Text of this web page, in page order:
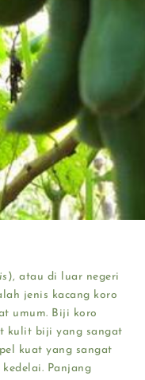
), atau di luar negeri
jenis kacang koro
umum. Biji koro
kulit biji yang sangat
kuat yang sangat
Panjang